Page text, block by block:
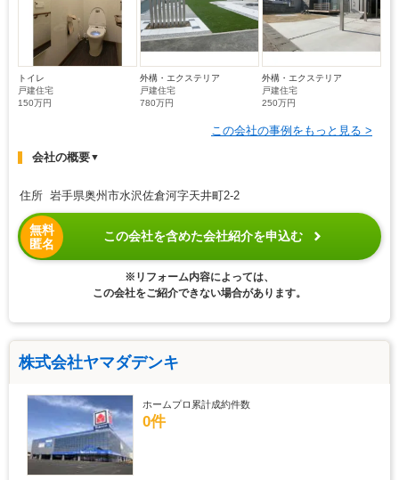
トイレ
戸建住宅
150万円
外構・エクステリア
戸建住宅
780万円
外構・エクステリア
戸建住宅
250万円
この会社の事例をもっと見る >
会社の概要▼
住所 岩手県奥州市水沢佐倉河字天井町2-2
無料
匿名
この会社を含めた会社紹介を申込む
※リフォーム内容によっては、
この会社をご紹介できない場合があります。
株式会社ヤマダデンキ
ホームプロ累計成約件数
0件